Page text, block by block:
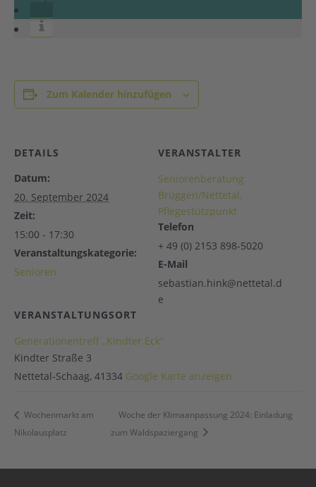
Zum Kalender hinzufügen
DETAILS
Datum:
20. September 2024
Zeit:
15:00 - 17:30
Veranstaltungskategorie:
Senioren
VERANSTALTUNGSORT
Generationentreff „Kindter Eck“
Kindter Straße 3
Nettetal-Schaag, 41334 Google Karte anzeigen
VERANSTALTER
Seniorenberatung
Brüggen/Nettetal,
Pflegestützpunkt
Telefon
+ 49 (0) 2153 898-5020
E-Mail
sebastian.hink@nettetal.d
e
Wochenmarkt am
Nikolausplatz
Woche der Klimaanpassung 2024: Einladung
zum Waldspaziergang